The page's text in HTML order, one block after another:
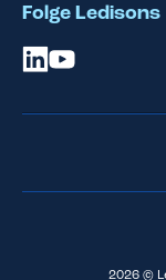
Folge Ledisons
2026 ©